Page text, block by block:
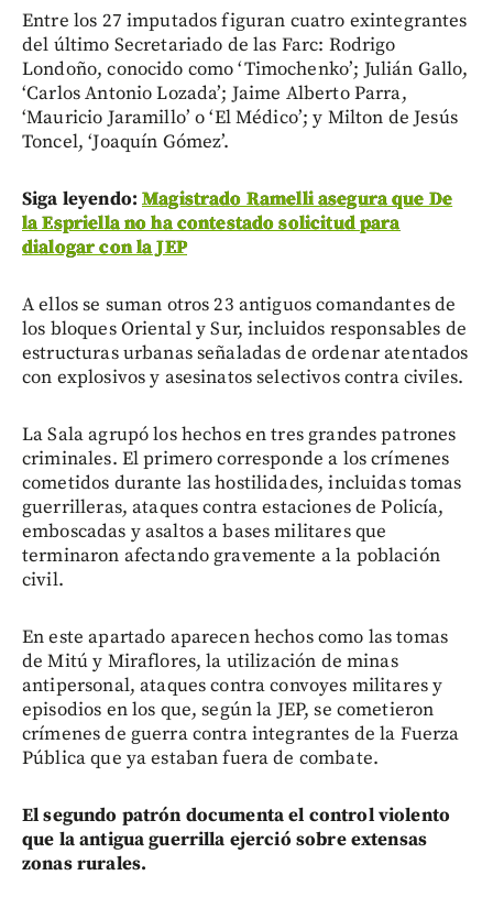
Entre los 27 imputados figuran cuatro exintegrantes
del último Secretariado de las Farc: Rodrigo
Londoño, conocido como ‘Timochenko’; Julián Gallo,
‘Carlos Antonio Lozada’; Jaime Alberto Parra,
‘Mauricio Jaramillo’ o ‘El Médico’; y Milton de Jesús
Toncel, ‘Joaquín Gómez’.
Siga leyendo:Magistrado Ramelli asegura que De
la Espriella no ha contestado solicitud para
dialogar con la JEP
A ellos se suman otros 23 antiguos comandantes de
los bloques Oriental y Sur, incluidos responsables de
estructuras urbanas señaladas de ordenar atentados
con explosivos y asesinatos selectivos contra civiles.
La Sala agrupó los hechos en tres grandes patrones
criminales. El primero corresponde a los crímenes
cometidos durante las hostilidades, incluidas tomas
guerrilleras, ataques contra estaciones de Policía,
emboscadas y asaltos a bases militares que
terminaron afectando gravemente a la población
civil.
En este apartado aparecen hechos como las tomas
de Mitú y Miraflores, la utilización de minas
antipersonal, ataques contra convoyes militares y
episodios en los que, según la JEP, se cometieron
crímenes de guerra contra integrantes de la Fuerza
Pública que ya estaban fuera de combate.
El segundo patrón documenta el control violento
que la antigua guerrilla ejerció sobre extensas
zonas rurales.